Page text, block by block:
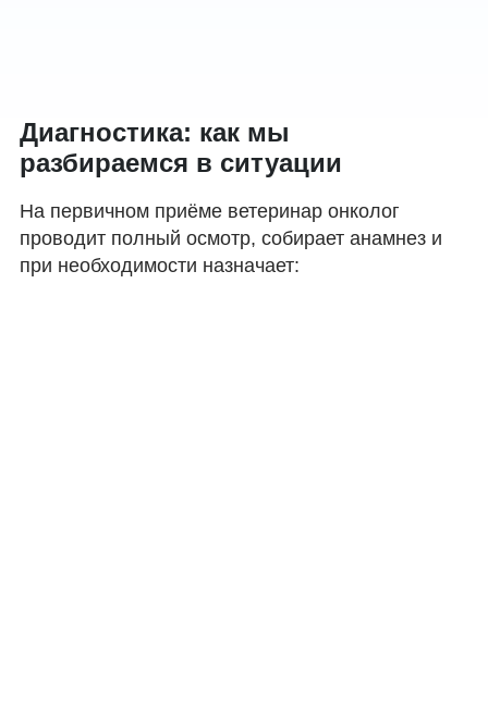
Диагностика: как мы
разбираемся в ситуации
На первичном приёме ветеринар онколог
проводит полный осмотр, собирает анамнез и
при необходимости назначает: